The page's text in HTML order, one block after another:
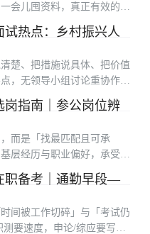
会儿囤资料，真正有效的训
员考试流程的人来说，先把
事搞清楚，比盲目报班更重
热点：乡村振兴人
楚、把措施说具体、把价值
，无领导小组讨论重协作与
互评环节。很多考生笔试排
达能力差，而是审题偏、框
指南｜参公岗位辨
而是「找最匹配且可承
层经历与职业偏好，承受竞
考生只看招录人数或粗看竞
服务年限、是否需要加试专
职备考｜通勤早段—
间被工作切碎」与「考试仍
要速度，申论/综应要写